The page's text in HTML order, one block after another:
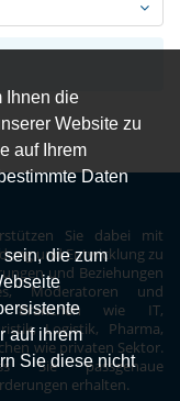
Ihnen die
Website zu
auf Ihrem
Daten
sein, die zum
auf ihrem
Sie diese nicht
Sie dabei mit
und Entwicklung zu
und Beziehungen
Moderatoren und
Branchen wie IT,
Logistik, Pharma,
wie privaten Sektor.
Sie passgenaue
erhalten.